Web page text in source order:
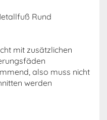
Rund
mit zusätzlichen
also muss nicht
werden